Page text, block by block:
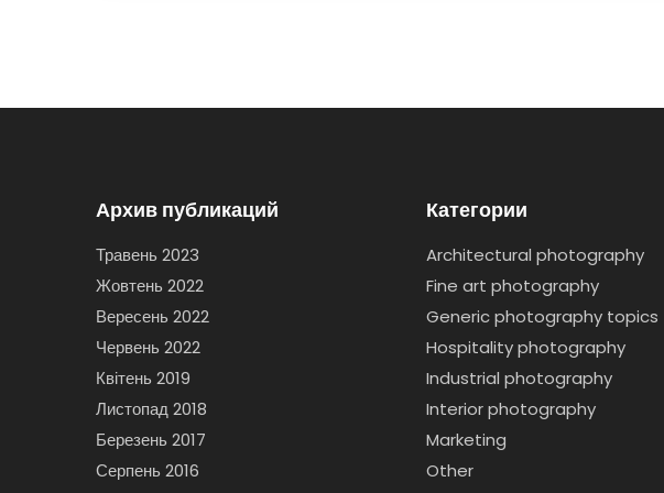
Архив публикаций
Травень 2023
Жовтень 2022
Вересень 2022
Червень 2022
Квітень 2019
Листопад 2018
Березень 2017
Серпень 2016
Категории
Architectural photography
Fine art photography
Generic photography topics
Hospitality photography
Industrial photography
Interior photography
Marketing
Other